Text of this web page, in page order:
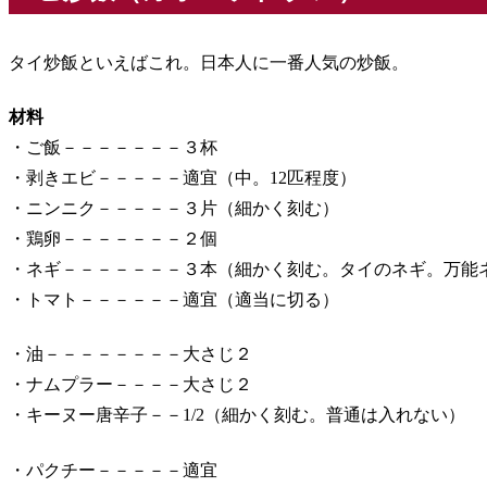
タイ炒飯といえばこれ。日本人に一番人気の炒飯。
材料
・ご飯－－－－－－－３杯
・剥きエビ－－－－－適宜（中。12匹程度）
・ニンニク－－－－－３片（細かく刻む）
・鶏卵－－－－－－－２個
・ネギ－－－－－－－３本（細かく刻む。タイのネギ。万能
・トマト－－－－－－適宜（適当に切る）
・油－－－－－－－－大さじ２
・ナムプラー－－－－大さじ２
・キーヌー唐辛子－－1/2（細かく刻む。普通は入れない）
・パクチー－－－－－適宜